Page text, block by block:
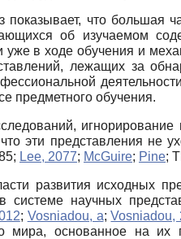
показывает, что
об изучаемом
в ходе обучения и
лежащих за
предметного обучения.
эти представления не
; Lee, 2077; McGuire; Pine;
развития исходных
системе научных
; Vosniadou, а;Vosniadou,
мира, основанное на их